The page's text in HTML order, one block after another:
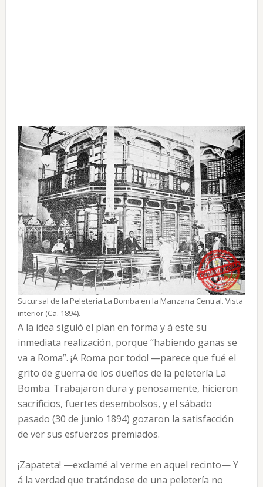
Sucursal de la Peletería La Bomba en la Manzana Central. Vista
interior (Ca. 1894).
A la idea siguió el plan en forma y á este su
inmediata realización, porque “habiendo ganas se
va a Roma”. ¡A Roma por todo! —parece que fué el
grito de guerra de los dueños de la peletería La
Bomba. Trabajaron dura y penosamente, hicieron
sacrificios, fuertes desembolsos, y el sábado
pasado (30 de junio 1894) gozaron la satisfacción
de ver sus esfuerzos premiados.
¡Zapateta! —exclamé al verme en aquel recinto— Y
á la verdad que tratándose de una peletería no